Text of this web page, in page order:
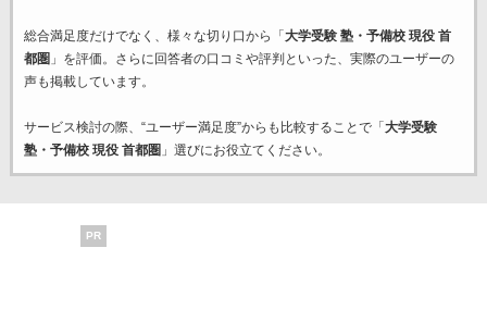
総合満足度だけでなく、様々な切り口から「 大学受験 塾・予備校 現役 首
都圏 」を評価。さらに回答者の口コミや評判といった、実際のユーザーの
声も掲載しています。
サービス検討の際、“ユーザー満足度”からも比較することで「 大学受験
塾・予備校 現役 首都圏 」選びにお役立てください。
PR